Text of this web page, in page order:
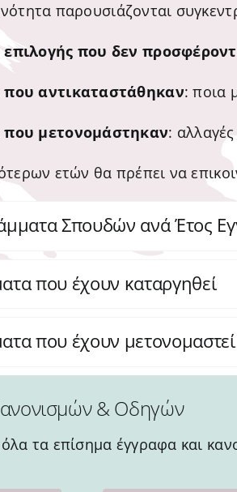
παρουσιάζονται
που δεν
αντικαταστάθηκαν: ποια
μετονομάστηκαν:
ετών θα πρέπει να
Σπουδών ανά Έτος
που έχουν καταργηθεί
που έχουν μετονομαστεί
& Οδηγών
τα επίσημα έγγραφα και